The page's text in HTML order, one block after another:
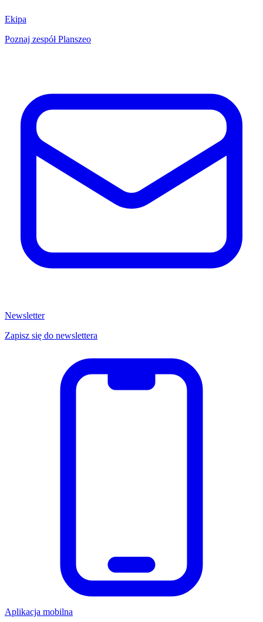
Ekipa
Poznaj zespół Planszeo
Newsletter
Zapisz się do newslettera
Aplikacja mobilna